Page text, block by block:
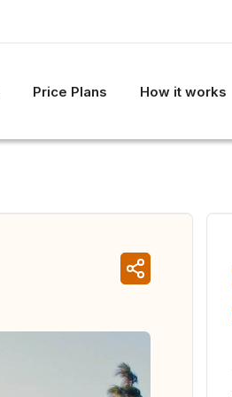
Price Plans How it works